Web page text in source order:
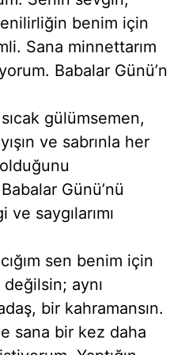
benim için
Sana minnettarım
Babalar Günü’n
gülümsemen,
ve sabrınla her
Günü’nü
saygılarımı
sen benim için
aynı
bir kahramansın.
sana bir kez daha